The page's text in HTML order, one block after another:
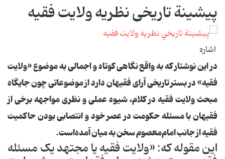
پیشینة تاریخی نظریه ولایت فقیه
‌‌‌اشاره
در این‌ نوشتار که‌ به‌ واقع‌ نگاهی‌ کوتاه‌ و اجمالی‌ به‌ موضوع‌ «ولایت‌
فقیه» در بستر تاریخی‌ آرای‌ فقیهان‌ دارد از موضوعاتی‌ چون‌ جایگاه‌
مبحث‌ ولایت‌ فقیه‌ در کلام، شیوه‌ عملی‌ و نظری‌ مواجهه‌ برخی‌ از
فقیهان‌ با مسئله‌ حکومت‌ در عصر خود و انتصابی‌ بودن‌ حاکمیت‌
فقیه‌ از جانب‌ امام‌معصوم‌ سخن‌ به‌ میان‌ آمده‌است.
این‌ مقوله‌ که: «ولایت‌ فقیه‌ یا مجتهد یک‌ مسئله‌